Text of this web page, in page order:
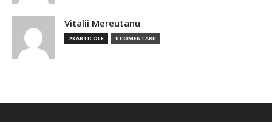
Vitalii Mereutanu
23 ARTICOLE 0 COMENTARII